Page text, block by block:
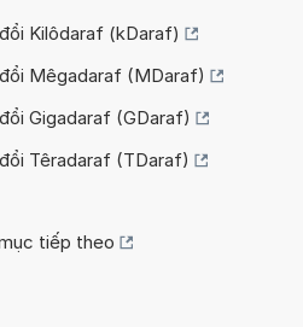
Kilôdaraf (kDaraf)
Mêgadaraf (MDaraf)
Gigadaraf (GDaraf)
Têradaraf (TDaraf)
tiếp theo